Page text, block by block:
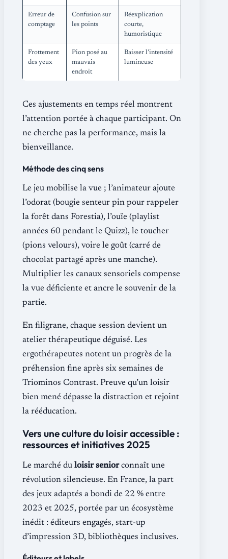
Erreur de
comptage
Confusion sur
les points
Réexplication
courte,
humoristique
Frottement
des yeux
Pion posé au
mauvais
endroit
Baisser l’intensité
lumineuse
Ces ajustements en temps réel montrent
l’attention portée à chaque participant. On
ne cherche pas la performance, mais la
bienveillance.
Méthode des cinq sens
Le jeu mobilise la vue ; l’animateur ajoute
l’odorat (bougie senteur pin pour rappeler
la forêt dans Forestia), l’ouïe (playlist
années 60 pendant le Quizz), le toucher
(pions velours), voire le goût (carré de
chocolat partagé après une manche).
Multiplier les canaux sensoriels compense
la vue déficiente et ancre le souvenir de la
partie.
En filigrane, chaque session devient un
atelier thérapeutique déguisé. Les
ergothérapeutes notent un progrès de la
préhension fine après six semaines de
Triominos Contrast. Preuve qu’un loisir
bien mené dépasse la distraction et rejoint
la rééducation.
Vers une culture du loisir accessible :
ressources et initiatives 2025
Le marché du loisir seniorconnaît une
révolution silencieuse. En France, la part
des jeux adaptés a bondi de 22 % entre
2023 et 2025, portée par un écosystème
inédit : éditeurs engagés, start-up
d’impression 3D, bibliothèques inclusives.